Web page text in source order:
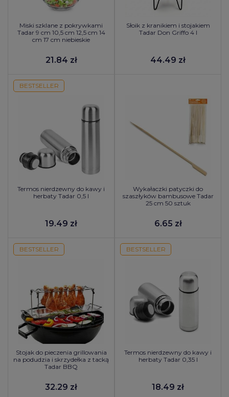
Miski szklane z pokrywkami
Tadar 9 cm 10,5 cm 12,5 cm 14
cm 17 cm niebieskie
21.84 zł
Słoik z kranikiem i stojakiem
Tadar Don Griffo 4 l
44.49 zł
BESTSELLER
Termos nierdzewny do kawy i
herbaty Tadar 0,5 l
19.49 zł
Wykałaczki patyczki do
szaszłyków bambusowe Tadar
25 cm 50 sztuk
6.65 zł
BESTSELLER
Stojak do pieczenia grillowania
na podudzia i skrzydełka z tacką
Tadar BBQ
32.29 zł
BESTSELLER
Termos nierdzewny do kawy i
herbaty Tadar 0,35 l
18.49 zł